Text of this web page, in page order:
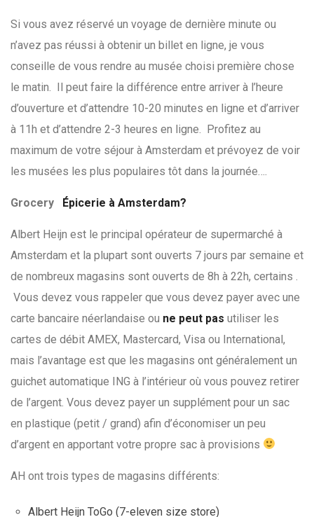
Si vous avez réservé un voyage de dernière minute ou
n’avez pas réussi à obtenir un billet en ligne, je vous
conseille de vous rendre au musée choisi première chose
le matin. Il peut faire la différence entre arriver à l’heure
d’ouverture et d’attendre 10-20 minutes en ligne et d’arriver
à 11h et d’attendre 2-3 heures en ligne. Profitez au
maximum de votre séjour à Amsterdam et prévoyez de voir
les musées les plus populaires tôt dans la journée….
Grocery Épicerie à Amsterdam?
Albert Heijn est le principal opérateur de supermarché à
Amsterdam et la plupart sont ouverts 7 jours par semaine et
de nombreux magasins sont ouverts de 8h à 22h, certains .
Vous devez vous rappeler que vous devez payer avec une
carte bancaire néerlandaise ou ne peut pas utiliser les
cartes de débit AMEX, Mastercard, Visa ou International,
mais l’avantage est que les magasins ont généralement un
guichet automatique ING à l’intérieur où vous pouvez retirer
de l’argent. Vous devez payer un supplément pour un sac
en plastique (petit / grand) afin d’économiser un peu
d’argent en apportant votre propre sac à provisions
AH ont trois types de magasins différents:
Albert Heijn ToGo (7-eleven size store)